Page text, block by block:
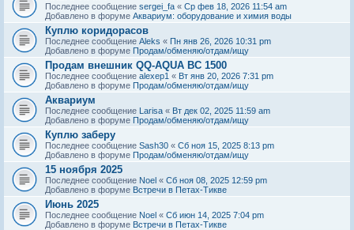
Последнее сообщение sergei_fa « Ср фев 18, 2026 11:54 am
Добавлено в форуме Аквариум: оборудование и химия воды
Куплю коридорасов
Последнее сообщение Aleks « Пн янв 26, 2026 10:31 pm
Добавлено в форуме Продам/обменяю/отдам/ищу
Продам внешник QQ-AQUA BC 1500
Последнее сообщение alexep1 « Вт янв 20, 2026 7:31 pm
Добавлено в форуме Продам/обменяю/отдам/ищу
Аквариум
Последнее сообщение Larisa « Вт дек 02, 2025 11:59 am
Добавлено в форуме Продам/обменяю/отдам/ищу
Куплю заберу
Последнее сообщение Sash30 « Сб ноя 15, 2025 8:13 pm
Добавлено в форуме Продам/обменяю/отдам/ищу
15 ноября 2025
Последнее сообщение Noel « Сб ноя 08, 2025 12:59 pm
Добавлено в форуме Встречи в Петах-Тикве
Июнь 2025
Последнее сообщение Noel « Сб июн 14, 2025 7:04 pm
Добавлено в форуме Встречи в Петах-Тикве